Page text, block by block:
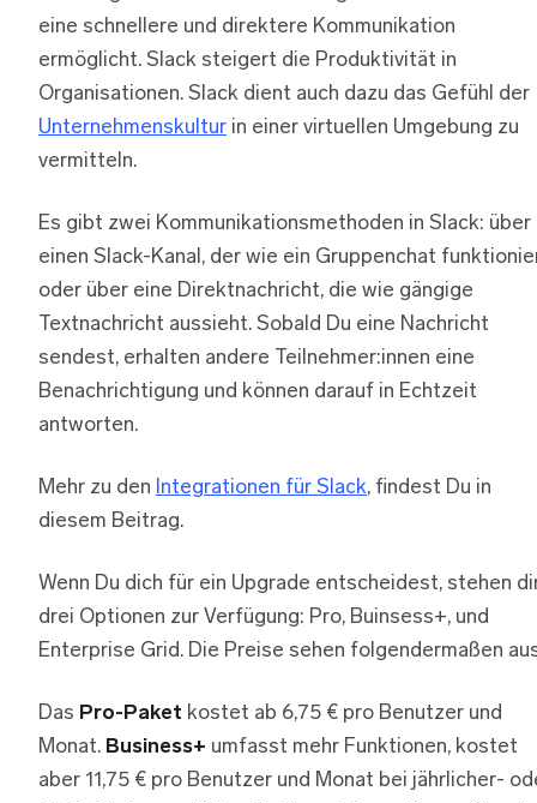
eine schnellere und direktere Kommunikation
ermöglicht. Slack steigert die Produktivität in
Organisationen. Slack dient auch dazu das Gefühl der
Unternehmenskultur in einer virtuellen Umgebung zu
vermitteln.
Es gibt zwei Kommunikationsmethoden in Slack: über
einen Slack-Kanal, der wie ein Gruppenchat
oder über eine Direktnachricht, die wie gängige
Textnachricht aussieht. Sobald Du eine Nachricht
sendest, erhalten andere Teilnehmer:innen eine
Benachrichtigung und können darauf in Echtzeit
antworten.
Mehr zu den Integrationen für Slack, findest Du in
diesem Beitrag.
Wenn Du dich für ein Upgrade entscheidest, stehen
drei Optionen zur Verfügung: Pro, Buinsess+, und
Enterprise Grid. Die Preise sehen folgendermaßen
Das Pro-Paket kostet ab 6,75 € pro Benutzer und
Monat. Business+ umfasst mehr Funktionen, kostet
aber 11,75 € pro Benutzer und Monat bei jährlicher-